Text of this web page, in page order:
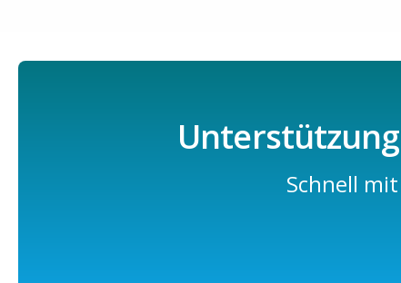
Schnell